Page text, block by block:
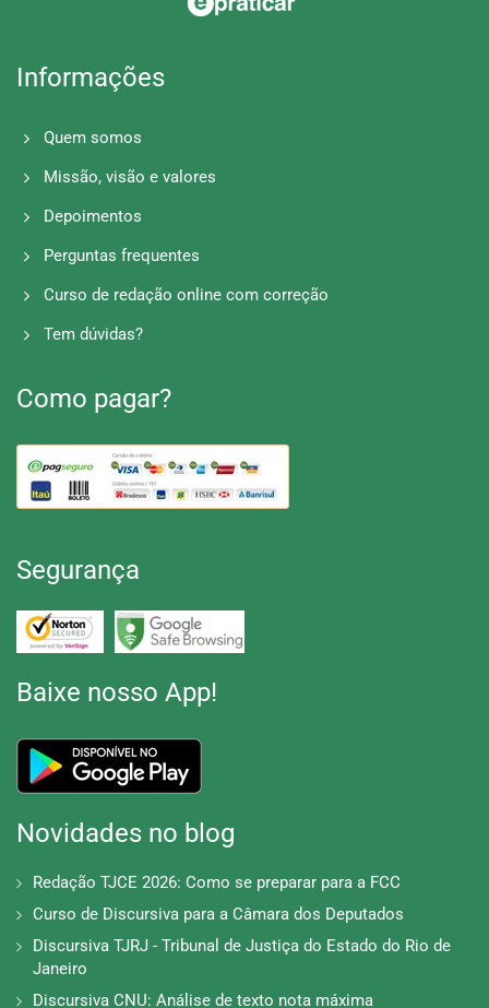
Informações
Quem somos
Missão, visão e valores
Depoimentos
Perguntas frequentes
Curso de redação online com correção
Tem dúvidas?
Como pagar?
Segurança
Baixe nosso App!
Novidades no blog
Redação TJCE 2026: Como se preparar para a FCC
Curso de Discursiva para a Câmara dos Deputados
Discursiva TJRJ - Tribunal de Justiça do Estado do Rio de
Janeiro
Discursiva CNU: Análise de texto nota máxima